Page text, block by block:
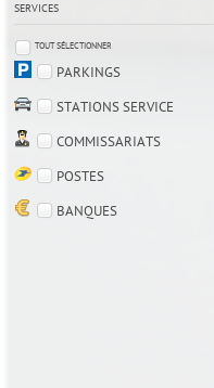
SERVICES
TOUT SÉLECTIONNER
PARKINGS
STATIONS SERVICE
COMMISSARIATS
POSTES
BANQUES